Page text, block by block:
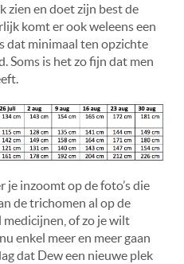
zien en doet zijn best de
komt er ook weleens een
dat minimaal ten opzichte
Soms is het zo fijn dat men
je inzoomt op de foto’s die
de trichomen al op de
of zo je wilt
enkel meer en meer gaan
dat Dew een nieuwe plek